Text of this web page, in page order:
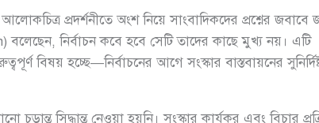
প্রদর্শনীতে অংশ নিয়ে সাংবাদিকদের প্রশ্নের জবাবে
নির্বাচন কবে হবে সেটি তাদের কাছে মুখ্য নয়। এটি
বিষয় হচ্ছে—নির্বাচনের আগে সংস্কার বাস্তবায়নের
সিদ্ধান্ত নেওয়া হয়নি। সংস্কার কার্যকর এবং বিচার